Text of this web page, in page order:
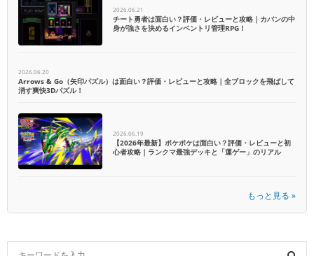
2026.06.21
チート勇者は面白い？評価・レビューと攻略｜カバンの中
身が強さを決めるインベントリ管理RPG！
2026.06.20
Arrows & Go（矢印パズル）は面白い？評価・レビューと攻略｜全ブロックを飛ばして
消す爽快3Dパズル！
2026.06.19
【2026年最新】ポケポケは面白い？評価・レビューと初
心者攻略｜ランクマ最強デッキと「運ゲー」のリアル
もっと見る »